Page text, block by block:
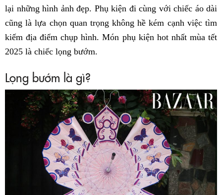
lại những hình ảnh đẹp. Phụ kiện đi cùng với chiếc áo dài
cũng là lựa chọn quan trọng không hề kém cạnh việc tìm
kiếm địa điểm chụp hình. Món phụ kiện hot nhất mùa tết
2025 là chiếc lọng bướm.
Lọng bướm là gì?